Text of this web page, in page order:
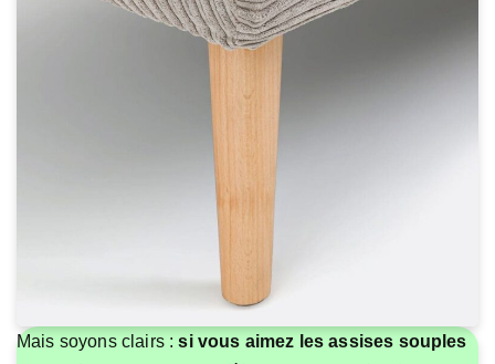
Mais soyons clairs :si vous aimez les assises souples